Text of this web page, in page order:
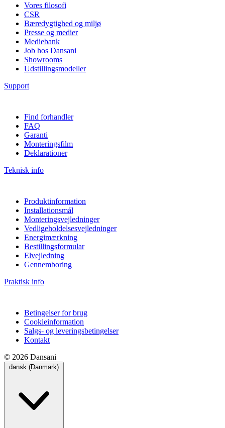
Vores filosofi
CSR
Bæredygtighed og miljø
Presse og medier
Mediebank
Job hos Dansani
Showrooms
Udstillingsmodeller
Support
Find forhandler
FAQ
Garanti
Monteringsfilm
Deklarationer
Teknisk info
Produktinformation
Installationsmål
Monteringsvejledninger
Vedligeholdelsesvejledninger
Energimærkning
Bestillingsformular
Elvejledning
Gennemboring
Praktisk info
Betingelser for brug
Cookieinformation
Salgs- og leveringsbetingelser
Kontakt
© 2026 Dansani
dansk (Danmark)